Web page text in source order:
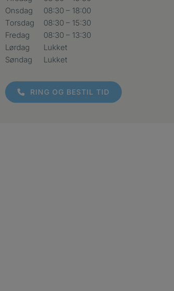
Onsdag
08:30 – 18:00
Torsdag
08:30 – 15:30
Fredag
08:30 – 13:30
Lørdag
Lukket
Søndag
Lukket
RING OG BESTIL TID